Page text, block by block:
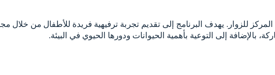
للزوار. يهدف البرنامج إلى تقديم تجربة ترفيهية فريدة للأطفال من
إلى التوعية بأهمية الحيوانات ودورها الحيوي في البيئة.